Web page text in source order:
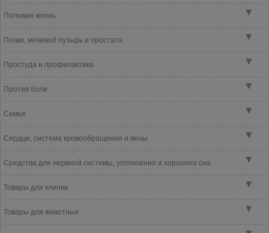
▼
Половая жизнь
▼
Почки, мочевой пузырь и простата
▼
Простуда и профилактика
▼
Против боли
▼
Семья
▼
Сердце, система кровообращения и вены
▼
Средства для нервной системы, успокоения и хорошего сна
▼
Товары для клиник
▼
Товары для животных